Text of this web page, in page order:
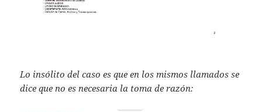
Lo insólito del caso es que en los mismos llamados se
dice que no es necesaria la toma de razón: